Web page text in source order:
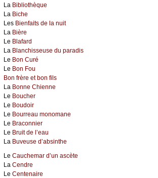
La Bibliothèque
La Biche
Les Bienfaits de la nuit
La Bière
Le Blafard
La Blanchisseuse du paradis
Le Bon Curé
Le Bon Fou
Bon frère et bon fils
La Bonne Chienne
Le Boucher
Le Boudoir
Le Bourreau monomane
Le Braconnier
Le Bruit de l’eau
La Buveuse d’absinthe
Le Cauchemar d’un ascète
La Cendre
Le Centenaire